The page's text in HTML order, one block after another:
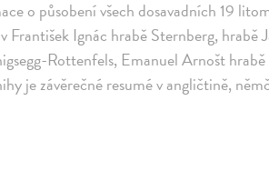
o působení všech dosavadních 19
Ignác hrabě Sternberg, hrabě
Rottenfels, Emanuel Arnošt hrabě
je závěrečné resumé v angličtině,